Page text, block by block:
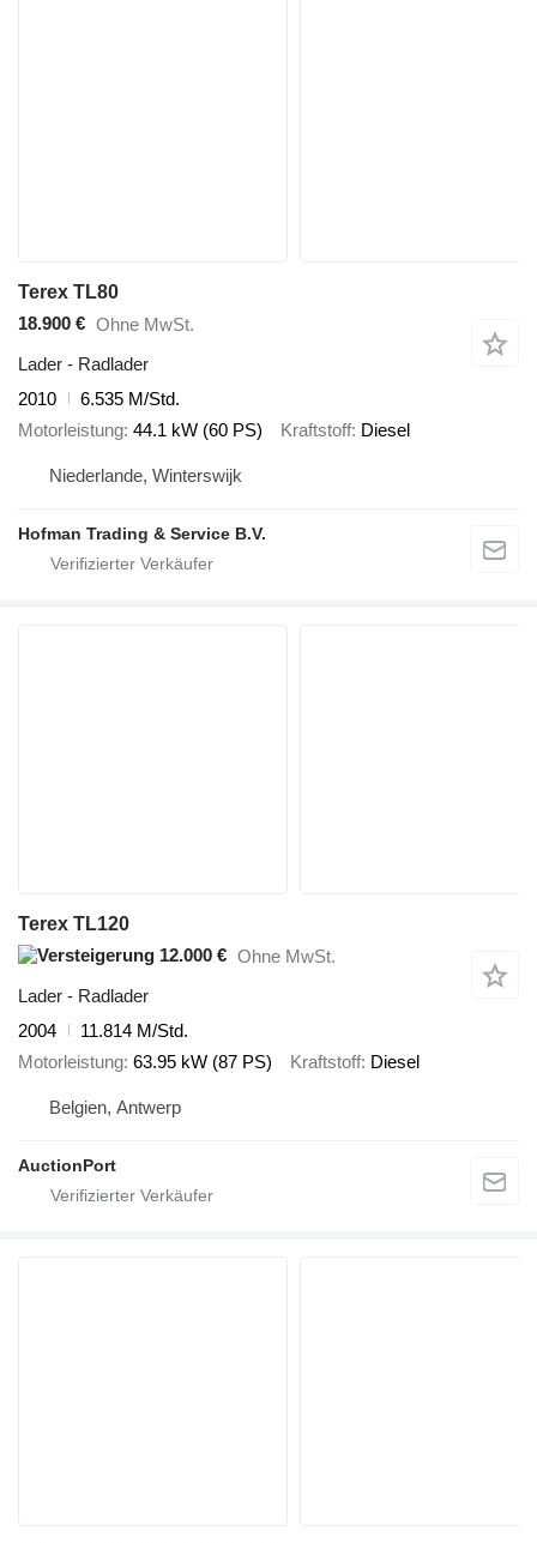
Terex TL80
18.900 € Ohne MwSt.
Lader - Radlader
2010
6.535 M/Std.
Motorleistung 44.1 kW (60 PS) Kraftstoff Diesel
Niederlande, Winterswijk
Hofman Trading & Service B.V.
Terex TL120
12.000 € Ohne MwSt.
Lader - Radlader
2004
11.814 M/Std.
Motorleistung 63.95 kW (87 PS) Kraftstoff Diesel
Belgien, Antwerp
AuctionPort